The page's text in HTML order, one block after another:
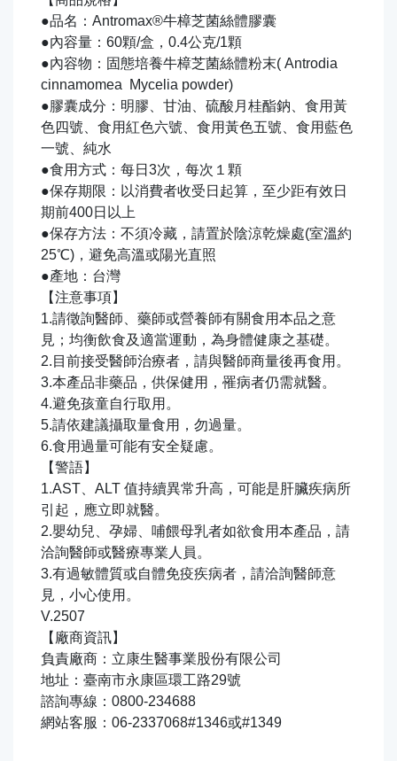
●品名：Antromax®牛樟芝菌絲體膠囊
●內容量：60顆/盒，0.4公克/1顆
●內容物：固態培養牛樟芝菌絲體粉末( Antrodia
cinnamomea Mycelia powder)
●膠囊成分：明膠、甘油、硫酸月桂酯鈉、食用黃
色四號、食用紅色六號、食用黃色五號、食用藍色
一號、純水
●食用方式：每日3次，每次１顆
●保存期限：以消費者收受日起算，至少距有效日
期前400日以上
●保存方法：不須冷藏，請置於陰涼乾燥處(室溫約
25℃)，避免高溫或陽光直照
●產地：台灣
【注意事項】
1.請徵詢醫師、藥師或營養師有關食用本品之意
見；均衡飲食及適當運動，為身體健康之基礎。
2.目前接受醫師治療者，請與醫師商量後再食用。
3.本產品非藥品，供保健用，罹病者仍需就醫。
4.避免孩童自行取用。
5.請依建議攝取量食用，勿過量。
6.食用過量可能有安全疑慮。
【警語】
1.AST、ALT 值持續異常升高，可能是肝臟疾病所
引起，應立即就醫。
2.嬰幼兒、孕婦、哺餵母乳者如欲食用本產品，請
洽詢醫師或醫療專業人員。
3.有過敏體質或自體免疫疾病者，請洽詢醫師意
見，小心使用。
V.2507
【廠商資訊】
負責廠商：立康生醫事業股份有限公司
地址：臺南市永康區環工路29號
諮詢專線：0800-234688
網站客服：06-2337068#1346或#1349